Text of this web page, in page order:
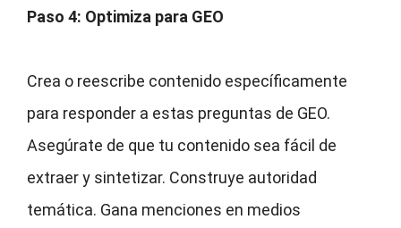
Paso 4: Optimiza para GEO
Crea o reescribe contenido específicamente
para responder a estas preguntas de GEO.
Asegúrate de que tu contenido sea fácil de
extraer y sintetizar. Construye autoridad
temática. Gana menciones en medios